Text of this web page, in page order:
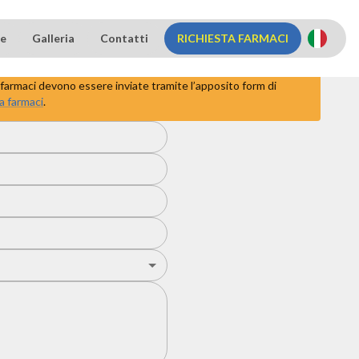
Galleria Contatti RICHIESTA FARMACI
devono essere inviate tramite l’apposito form di
farmaci.